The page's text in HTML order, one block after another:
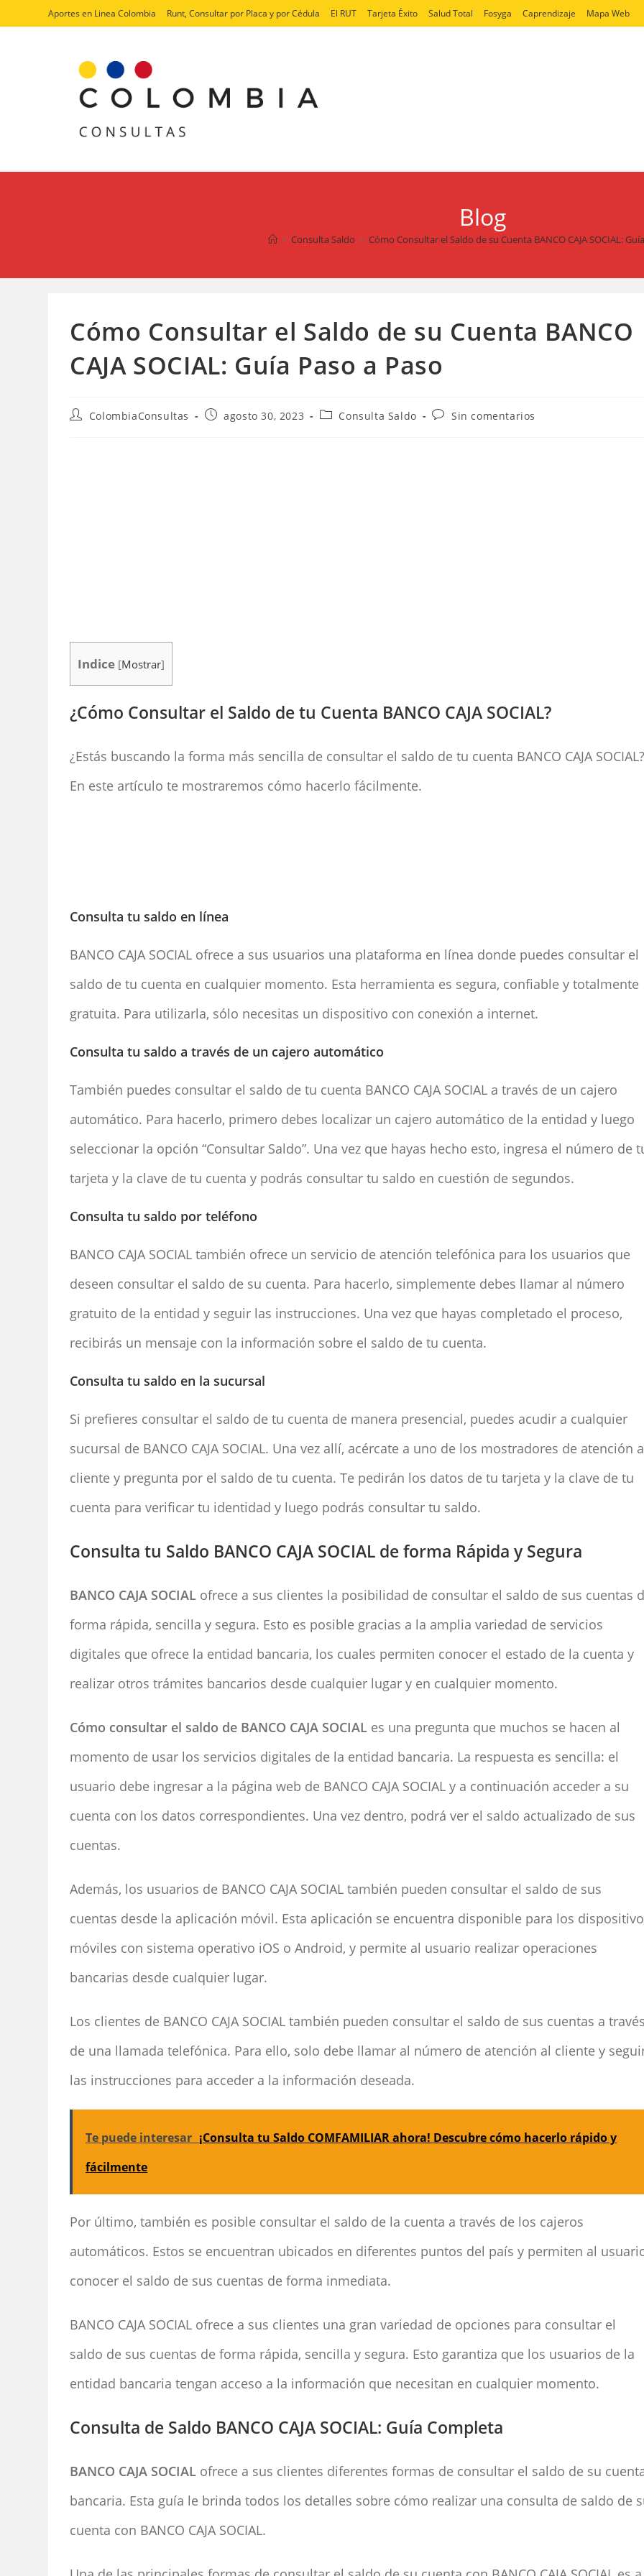
Aportes en Linea Colombia Runt, Consultar por Placa y por Cédula El RUT Tarjeta Éxito Salud Total Fosyga Caprendizaje Mapa Web
Blog
> Consulta Saldo > Cómo Consultar el Saldo de su Cuenta BANCO CAJA SOCIAL:
Cómo Consultar el Saldo de su Cuenta BANCO
CAJA SOCIAL: Guía Paso a Paso
AutorColombiaConsultas
Publicación
agosto 30, 2023
Categoría
Consulta Saldo
Comentarios
Sin comentarios
Indice [Mostrar]
¿Cómo Consultar el Saldo de tu Cuenta BANCO CAJA SOCIAL?
¿Estás buscando la forma más sencilla de consultar el saldo de tu cuenta BANCO CAJA
En este artículo te mostraremos cómo hacerlo fácilmente.
Consulta tu saldo en línea
BANCO CAJA SOCIAL ofrece a sus usuarios una plataforma en línea donde puedes consultar el
saldo de tu cuenta en cualquier momento. Esta herramienta es segura, confiable y totalmente
gratuita. Para utilizarla, sólo necesitas un dispositivo con conexión a internet.
Consulta tu saldo a través de un cajero automático
También puedes consultar el saldo de tu cuenta BANCO CAJA SOCIAL a través de un cajero
automático. Para hacerlo, primero debes localizar un cajero automático de la entidad y luego
seleccionar la opción “Consultar Saldo”. Una vez que hayas hecho esto, ingresa el número de
tarjeta y la clave de tu cuenta y podrás consultar tu saldo en cuestión de segundos.
Consulta tu saldo por teléfono
BANCO CAJA SOCIAL también ofrece un servicio de atención telefónica para los usuarios que
deseen consultar el saldo de su cuenta. Para hacerlo, simplemente debes llamar al número
gratuito de la entidad y seguir las instrucciones. Una vez que hayas completado el proceso,
recibirás un mensaje con la información sobre el saldo de tu cuenta.
Consulta tu saldo en la sucursal
Si prefieres consultar el saldo de tu cuenta de manera presencial, puedes acudir a cualquier
sucursal de BANCO CAJA SOCIAL. Una vez allí, acércate a uno de los mostradores de atención
cliente y pregunta por el saldo de tu cuenta. Te pedirán los datos de tu tarjeta y la clave de tu
cuenta para verificar tu identidad y luego podrás consultar tu saldo.
Consulta tu Saldo BANCO CAJA SOCIAL de forma Rápida y Segura
BANCO CAJA SOCIAL ofrece a sus clientes la posibilidad de consultar el saldo de sus cuentas
forma rápida, sencilla y segura. Esto es posible gracias a la amplia variedad de servicios
digitales que ofrece la entidad bancaria, los cuales permiten conocer el estado de la cuenta y
realizar otros trámites bancarios desde cualquier lugar y en cualquier momento.
Cómo consultar el saldo de BANCO CAJA SOCIAL es una pregunta que muchos se hacen al
momento de usar los servicios digitales de la entidad bancaria. La respuesta es sencilla: el
usuario debe ingresar a la página web de BANCO CAJA SOCIAL y a continuación acceder a su
cuenta con los datos correspondientes. Una vez dentro, podrá ver el saldo actualizado de sus
cuentas.
Además, los usuarios de BANCO CAJA SOCIAL también pueden consultar el saldo de sus
cuentas desde la aplicación móvil. Esta aplicación se encuentra disponible para los
móviles con sistema operativo iOS o Android, y permite al usuario realizar operaciones
bancarias desde cualquier lugar.
Los clientes de BANCO CAJA SOCIAL también pueden consultar el saldo de sus cuentas a
de una llamada telefónica. Para ello, solo debe llamar al número de atención al cliente y
las instrucciones para acceder a la información deseada.
Te puede interesar ¡Consulta tu Saldo COMFAMILIAR ahora! Descubre cómo hacerlo rápido y
fácilmente
Por último, también es posible consultar el saldo de la cuenta a través de los cajeros
automáticos. Estos se encuentran ubicados en diferentes puntos del país y permiten al
conocer el saldo de sus cuentas de forma inmediata.
BANCO CAJA SOCIAL ofrece a sus clientes una gran variedad de opciones para consultar el
saldo de sus cuentas de forma rápida, sencilla y segura. Esto garantiza que los usuarios de la
entidad bancaria tengan acceso a la información que necesitan en cualquier momento.
Consulta de Saldo BANCO CAJA SOCIAL: Guía Completa
BANCO CAJA SOCIAL ofrece a sus clientes diferentes formas de consultar el saldo de su
bancaria. Esta guía le brinda todos los detalles sobre cómo realizar una consulta de saldo de
cuenta con BANCO CAJA SOCIAL.